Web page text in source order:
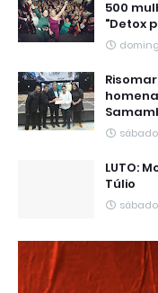
500
"Detox
LUTO:
Túlio